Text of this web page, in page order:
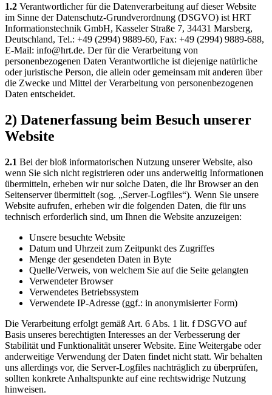
1.2 Verantwortlicher für die Datenverarbeitung auf dieser Website
im Sinne der Datenschutz-Grundverordnung (DSGVO) ist HRT
Informationstechnik GmbH, Kasseler Straße 7, 34431 Marsberg,
Deutschland, Tel.: +49 (2994) 9889-60, Fax: +49 (2994) 9889-688,
E-Mail: info@hrt.de. Der für die Verarbeitung von
personenbezogenen Daten Verantwortliche ist diejenige natürliche
oder juristische Person, die allein oder gemeinsam mit anderen über
die Zwecke und Mittel der Verarbeitung von personenbezogenen
Daten entscheidet.
2) Datenerfassung beim Besuch unserer
Website
2.1 Bei der bloß informatorischen Nutzung unserer Website, also
wenn Sie sich nicht registrieren oder uns anderweitig Informationen
übermitteln, erheben wir nur solche Daten, die Ihr Browser an den
Seitenserver übermittelt (sog. „Server-Logfiles“). Wenn Sie unsere
Website aufrufen, erheben wir die folgenden Daten, die für uns
technisch erforderlich sind, um Ihnen die Website anzuzeigen:
Unsere besuchte Website
Datum und Uhrzeit zum Zeitpunkt des Zugriffes
Menge der gesendeten Daten in Byte
Quelle/Verweis, von welchem Sie auf die Seite gelangten
Verwendeter Browser
Verwendetes Betriebssystem
Verwendete IP-Adresse (ggf.: in anonymisierter Form)
Die Verarbeitung erfolgt gemäß Art. 6 Abs. 1 lit. f DSGVO auf
Basis unseres berechtigten Interesses an der Verbesserung der
Stabilität und Funktionalität unserer Website. Eine Weitergabe oder
anderweitige Verwendung der Daten findet nicht statt. Wir behalten
uns allerdings vor, die Server-Logfiles nachträglich zu überprüfen,
sollten konkrete Anhaltspunkte auf eine rechtswidrige Nutzung
hinweisen.